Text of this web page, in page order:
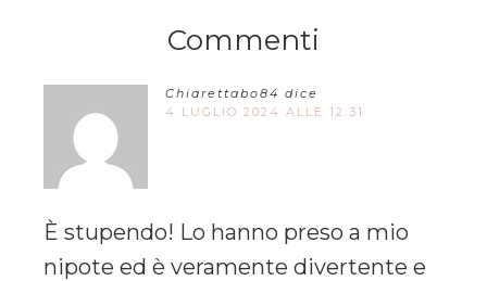
Commenti
Chiarettabo84 dice
4 LUGLIO 2024 ALLE 12:31
È stupendo! Lo hanno preso a mio
nipote ed è veramente divertente e